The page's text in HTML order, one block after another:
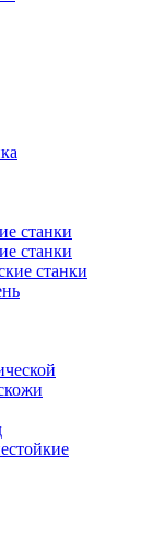
станки
станки
станки